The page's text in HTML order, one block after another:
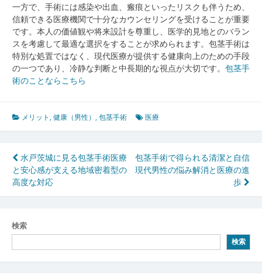
一方で、手術には感染や出血、瘢痕といったリスクも伴うため、
信頼できる医療機関で十分なカウンセリングを受けることが重要
です。本人の価値観や将来設計を尊重し、医学的見地とのバラン
スを考慮して最適な選択をすることが求められます。包茎手術は
特別な処置ではなく、現代医療が提供する健康向上のための手段
の一つであり、冷静な判断と中長期的な視点が大切です。 包茎手
術のことならこちら
メリット ,健康（男性） ,包茎手術 医療
投
稿
ナ
ビ
ゲ
ー
水戸茨城に見る包茎手術医療
と安心感が支える地域密着型の
高度な対応
包茎手術で得られる清潔と自信
現代男性の悩み解消と医療の進
歩
検索
検索